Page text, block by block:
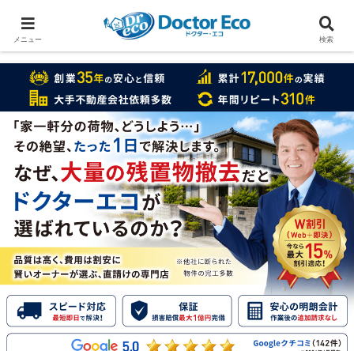
家をまるごと片付けたいなら
実績数１万7000件のドクターエコ
メニュー 検索